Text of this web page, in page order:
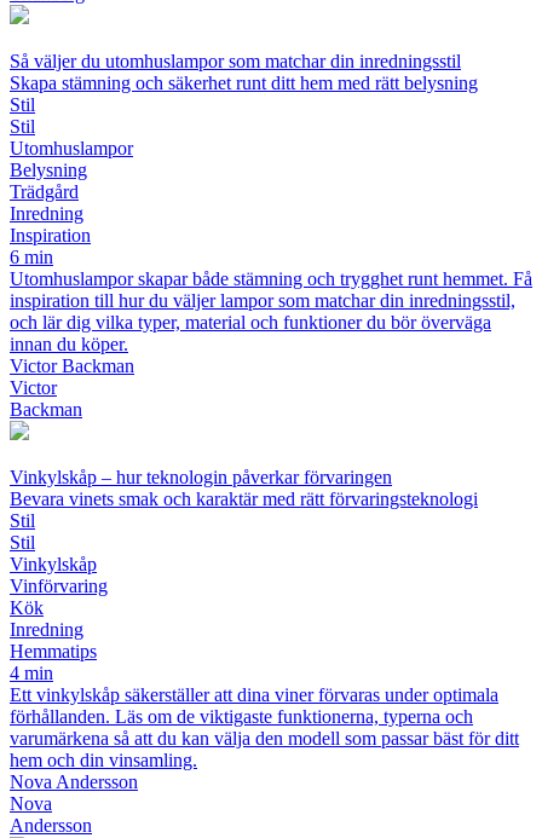
Så väljer du utomhuslampor som matchar din inredningsstil
Skapa stämning och säkerhet runt ditt hem med rätt belysning
Stil
Stil
Utomhuslampor
Belysning
Trädgård
Inredning
Inspiration
6 min
Utomhuslampor skapar både stämning och trygghet runt hemmet. Få
inspiration till hur du väljer lampor som matchar din inredningsstil,
och lär dig vilka typer, material och funktioner du bör överväga
innan du köper.
Victor Backman
Victor
Backman
Vinkylskåp – hur teknologin påverkar förvaringen
Bevara vinets smak och karaktär med rätt förvaringsteknologi
Stil
Stil
Vinkylskåp
Vinförvaring
Kök
Inredning
Hemmatips
4 min
Ett vinkylskåp säkerställer att dina viner förvaras under optimala
förhållanden. Läs om de viktigaste funktionerna, typerna och
varumärkena så att du kan välja den modell som passar bäst för ditt
hem och din vinsamling.
Nova Andersson
Nova
Andersson